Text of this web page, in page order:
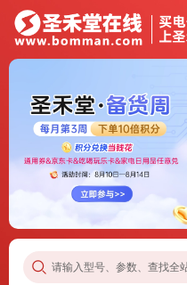
请输入型号、参数、查找全